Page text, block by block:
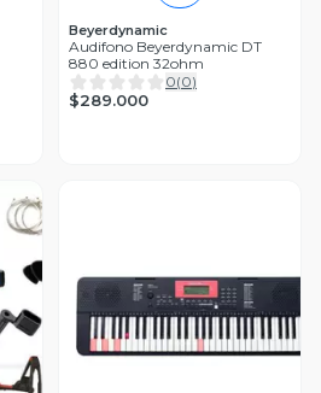
Beyerdynamic
Audifono Beyerdynamic DT
880 edition 32ohm
0(0)
$289.000